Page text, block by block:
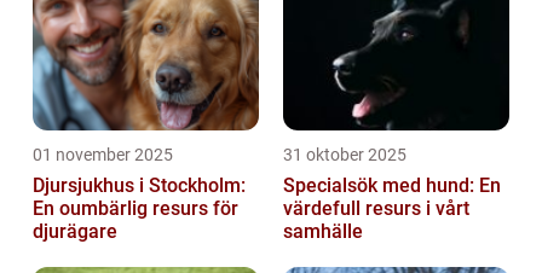
01 november 2025
Djursjukhus i Stockholm:
En oumbärlig resurs för
djurägare
31 oktober 2025
Specialsök med hund: En
värdefull resurs i vårt
samhälle